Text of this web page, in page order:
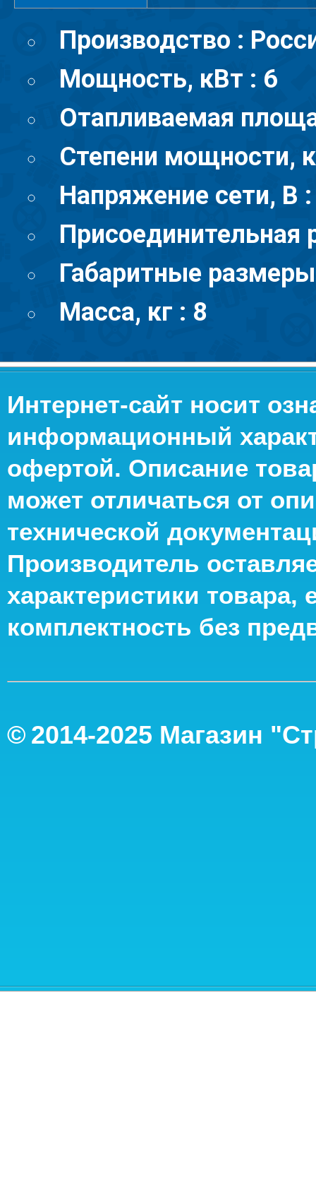
Производство :
Мощность, кВт : 6
Отапливаемая
Степени мощности,
Напряжение сети, В
Присоединительная
Габаритные
Масса, кг : 8
Интернет-сайт носит
информационный
офертой. Описание
может отличаться от
технической
Производитель
характеристики
комплектность без
© 2014-2025 Магазин